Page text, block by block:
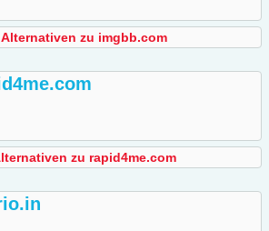
Alternativen zu imgbb.com
zu rapid4me.com